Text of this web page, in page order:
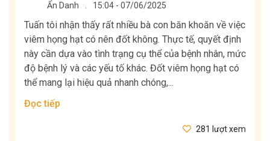
Ẩn Danh . 15:04 - 07/06/2025
Tuấn tôi nhận thấy rất nhiều bà con băn khoăn về việc
viêm họng hạt có nên đốt không. Thực tế, quyết định
này cần dựa vào tình trạng cụ thể của bệnh nhân, mức
độ bệnh lý và các yếu tố khác. Đốt viêm họng hạt có
thể mang lại hiệu quả nhanh chóng,...
Đọc tiếp
281 lượt xem